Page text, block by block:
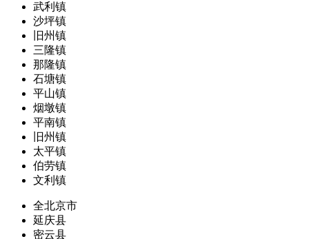
武利镇
沙坪镇
旧州镇
三隆镇
那隆镇
石塘镇
平山镇
烟墩镇
平南镇
旧州镇
太平镇
伯劳镇
文利镇
全北京市
延庆县
密云县